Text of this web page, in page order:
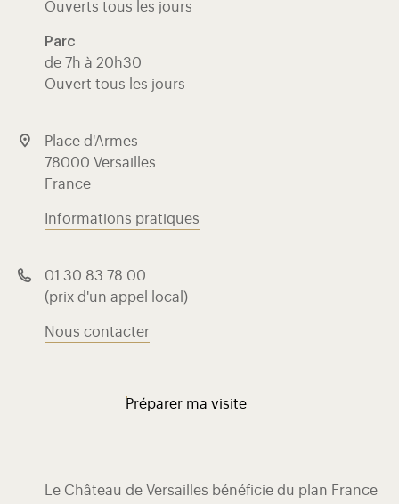
Ouverts tous les jours
Parc
de 7h à 20h30
Ouvert tous les jours
Place d'Armes
78000 Versailles
France
Informations pratiques
01 30 83 78 00
(prix d'un appel local)
Nous contacter
Préparer ma visite
Le Château de Versailles bénéficie du plan France